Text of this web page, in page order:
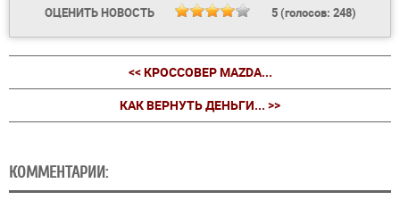
ОЦЕНИТЬ НОВОСТЬ 5(голосов: 248)
<< КРОССОВЕР MAZDA...
КАК ВЕРНУТЬ ДЕНЬГИ... >>
КОММЕНТАРИИ: